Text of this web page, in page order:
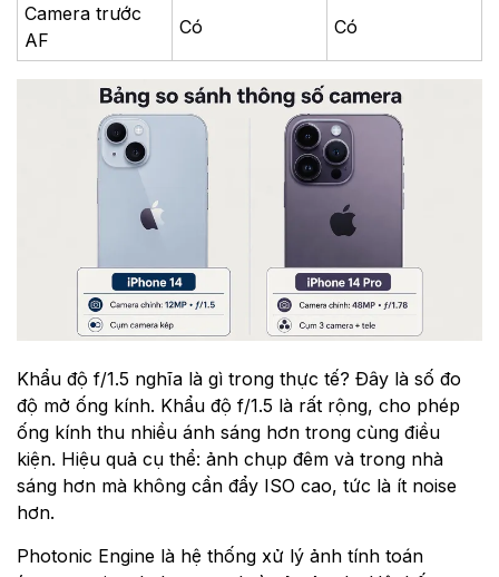
Camera trước
AF
Có Có
Khẩu độ f/1.5 nghĩa là gì trong thực tế? Đây là số đo
độ mở ống kính. Khẩu độ f/1.5 là rất rộng, cho phép
ống kính thu nhiều ánh sáng hơn trong cùng điều
kiện. Hiệu quả cụ thể: ảnh chụp đêm và trong nhà
sáng hơn mà không cần đẩy ISO cao, tức là ít noise
hơn.
Photonic Engine là hệ thống xử lý ảnh tính toán